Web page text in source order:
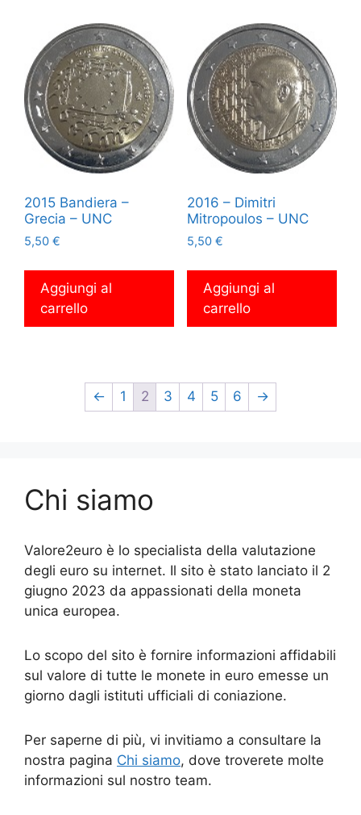
2015 Bandiera –
Grecia – UNC
5,50 €
Aggiungi al
carrello
2016 – Dimitri
Mitropoulos – UNC
5,50 €
Aggiungi al
carrello
← 1 2 3 4 5 6 →
Chi siamo
Valore2euro è lo specialista della valutazione
degli euro su internet. Il sito è stato lanciato il 2
giugno 2023 da appassionati della moneta
unica europea.
Lo scopo del sito è fornire informazioni affidabili
sul valore di tutte le monete in euro emesse un
giorno dagli istituti ufficiali di coniazione.
Per saperne di più, vi invitiamo a consultare la
nostra pagina Chi siamo, dove troverete molte
informazioni sul nostro team.